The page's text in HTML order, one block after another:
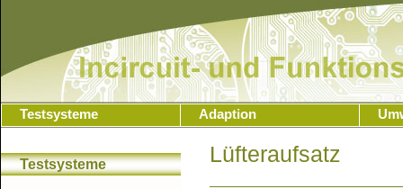
Testsysteme Adaption
Testsysteme Lüfteraufsatz